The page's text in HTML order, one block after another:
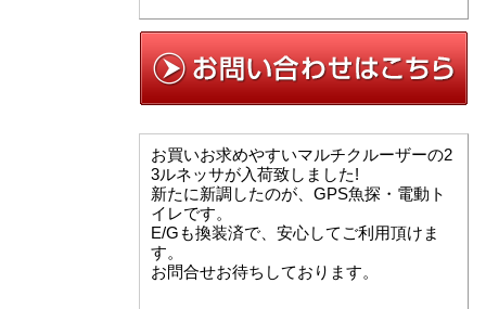
お買いお求めやすいマルチクルーザーの2
3ルネッサが入荷致しました!
新たに新調したのが、GPS魚探・電動ト
イレです。
E/Gも換装済で、安心してご利用頂けま
す。
お問合せお待ちしております。